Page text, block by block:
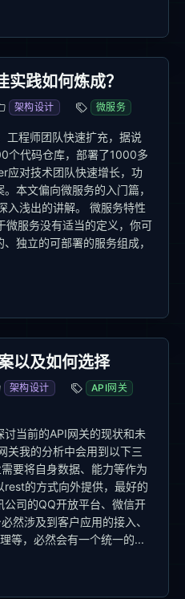
践如何炼成？
架构设计 微服务
工程师团队快速扩充，据说
个代码仓库，部署了1000多
应对技术团队快速增长，功
本文偏向微服务的入门篇，
入浅出的讲解。 微服务特性
微服务没有适当的定义，你可
独立的可部署的服务组成，
以及如何选择
架构设计
API网关
当前的API网关的现状和未
关我的分析中会用到以下三
要将自身数据、能力等作为
的方式向外提供，最好的
司的QQ开放平台、微信开
然涉及到客户应用的接入、
等，必然会有一个统一的...